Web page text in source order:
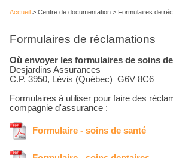
Accueil > Centre de documentation > Formulaires de
Formulaires de réclamations
Où envoyer les formulaires de soins
Desjardins Assurances
C.P. 3950, Lévis (Québec) G6V 8C6
Formulaires à utiliser pour faire des
compagnie d'assurance :
Formulaire - soins de santé